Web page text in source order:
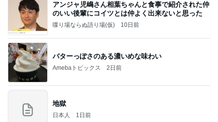
アンジャ児嶋さん相葉ちゃんと食事で紹介された仲
のいい後輩にコイツとは仲よく出来ないと思った
喋り場ならぬ語り場(仮) 10日前
バターっぽさのある濃いめな味わい
Amebaトピックス 2日前
地獄
日本人 1日前